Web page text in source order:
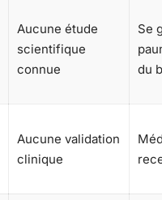
Aucune étude
scientifique
connue
Se
du
Aucune validation
clinique